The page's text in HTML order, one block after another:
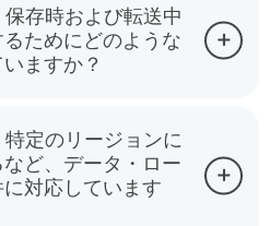
存時および転送中
ためにどのような
ますか？
定のリージョンに
ど、データ・ロー
対応しています